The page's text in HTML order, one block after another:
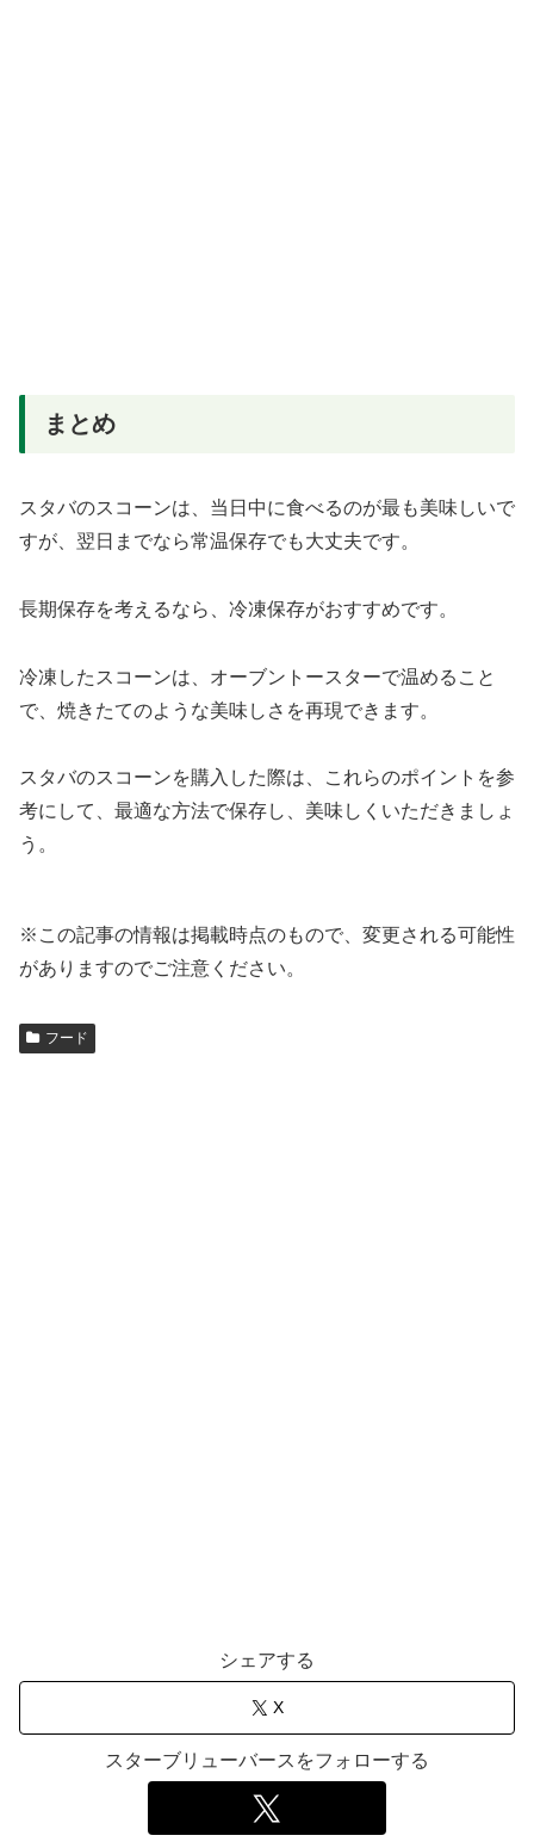
まとめ
スタバのスコーンは、当日中に食べるのが最も美味しいで
すが、翌日までなら常温保存でも大丈夫です。
長期保存を考えるなら、冷凍保存がおすすめです。
冷凍したスコーンは、オーブントースターで温めること
で、焼きたてのような美味しさを再現できます。
スタバのスコーンを購入した際は、これらのポイントを参
考にして、最適な方法で保存し、美味しくいただきましょ
う。
※この記事の情報は掲載時点のもので、変更される可能性
がありますのでご注意ください。
フード
シェアする
X
スターブリューバースをフォローする